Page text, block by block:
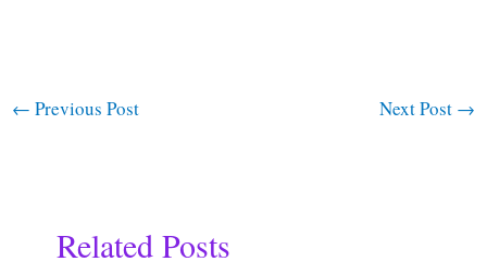
← Previous Post Next Post →
Related Posts